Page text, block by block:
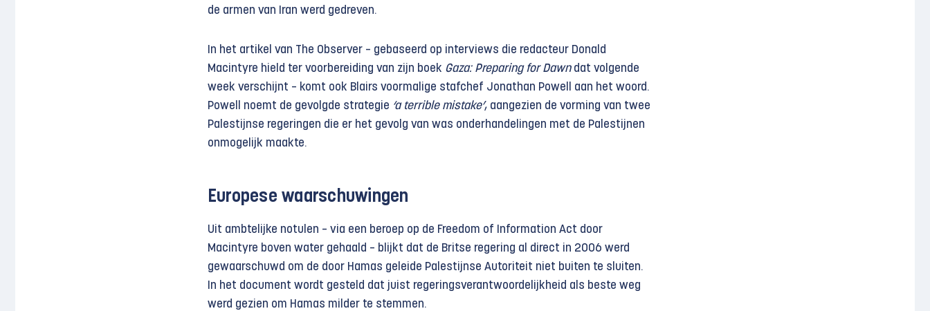
de armen van Iran werd gedreven.
In het artikel van The Observer – gebaseerd op interviews die redacteur Donald
Macintyre hield ter voorbereiding van zijn boek Gaza: Preparing for Dawndat volgende
week verschijnt – komt ook Blairs voormalige stafchef Jonathan Powell aan het woord.
Powell noemt de gevolgde strategie ‘a terrible mistake’, aangezien de vorming van twee
Palestijnse regeringen die er het gevolg van was onderhandelingen met de Palestijnen
onmogelijk maakte.
Europese waarschuwingen
Uit ambtelijke notulen – via een beroep op de Freedom of Information Act door
Macintyre boven water gehaald – blijkt dat de Britse regering al direct in 2006 werd
gewaarschuwd om de door Hamas geleide Palestijnse Autoriteit niet buiten te sluiten.
In het document wordt gesteld dat juist regeringsverantwoordelijkheid als beste weg
werd gezien om Hamas milder te stemmen.